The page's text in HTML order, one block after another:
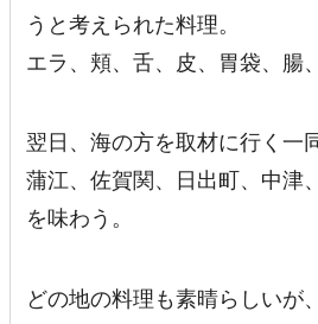
う と考えられた料理。
エラ、頬、舌、皮、胃袋、腸
翌日、海の方を取材に行く一
蒲江、佐賀関、日出町、中津
を味わう。
どの地の料理も素晴らしいが